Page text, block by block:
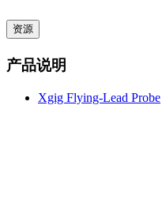
资源
产品说明
Xgig Flying-Lead Probe